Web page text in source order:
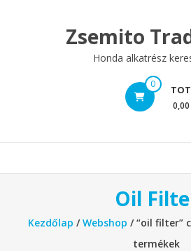
Zsemito
Honda alkatrész
0
Oil
Kezdőlap /Webshop / “oil filter”
termékek